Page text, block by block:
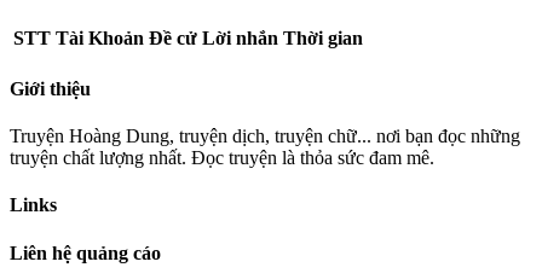
STT Tài Khoản Đề cử Lời nhắn Thời gian
Giới thiệu
Truyện Hoàng Dung, truyện dịch, truyện chữ... nơi bạn đọc những
truyện chất lượng nhất. Đọc truyện là thỏa sức đam mê.
Links
Liên hệ quảng cáo